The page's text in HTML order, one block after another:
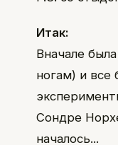
Итак:
Вначале
ногам) и все
Сондре
началось...